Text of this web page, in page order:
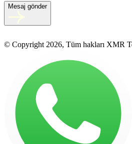
Mesaj gönder
© Copyright 2026, Tüm hakları XMR